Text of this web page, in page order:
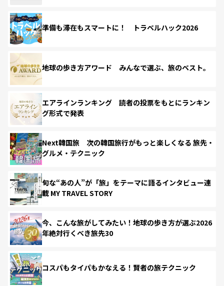
準備も滞在もスマートに！ トラベルハック2026
地球の歩き方アワード みんなで選ぶ、旅のベスト。
エアラインランキング 読者の投票をもとにランキン
グ形式で発表
Next韓国旅 次の韓国旅行がもっと楽しくなる 旅先・
グルメ・テクニック
旬な“あの人”が「旅」をテーマに語るインタビュー連
載 MY TRAVEL STORY
今、こんな旅がしてみたい！地球の歩き方が選ぶ2026
年絶対行くべき旅先30
コスパもタイパもかなえる！賢者の旅テクニック